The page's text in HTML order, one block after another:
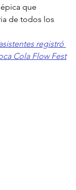
que
de todos los
registró
Cola Flow Fest